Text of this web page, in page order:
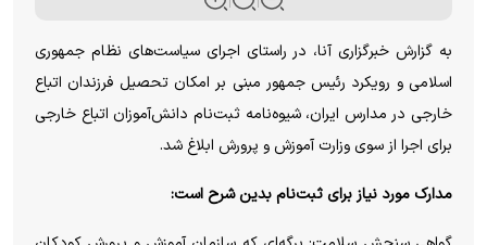
به گزارش خبرگزاری آنا، در راستای اجرای سیاست‌های نظام جمهوری
اسلامی و رویکرد رئیس جمهور مبنی بر امکان تحصیل فرزندان اتباع
خارجی در مدارس ایران، شیوه‌نامه ثبت‌نام دانش‌آموزان اتباع خارجی
برای اجرا از سوی وزارت آموزش و پرورش ابلاغ شد.
مدارک مورد نیاز برای ثبت‌نام بدین شرح است: